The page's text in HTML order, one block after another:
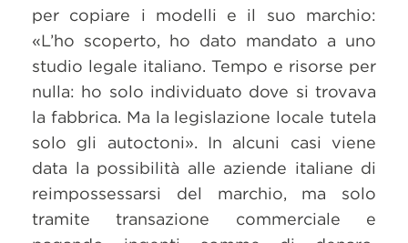
per copiare i modelli e il suo marchio:
«L’ho scoperto, ho dato mandato a uno
studio legale italiano. Tempo e risorse per
nulla: ho solo individuato dove si trovava
la fabbrica. Ma la legislazione locale tutela
solo gli autoctoni». In alcuni casi viene
data la possibilità alle aziende italiane di
reimpossessarsi del marchio, ma solo
tramite transazione commerciale e